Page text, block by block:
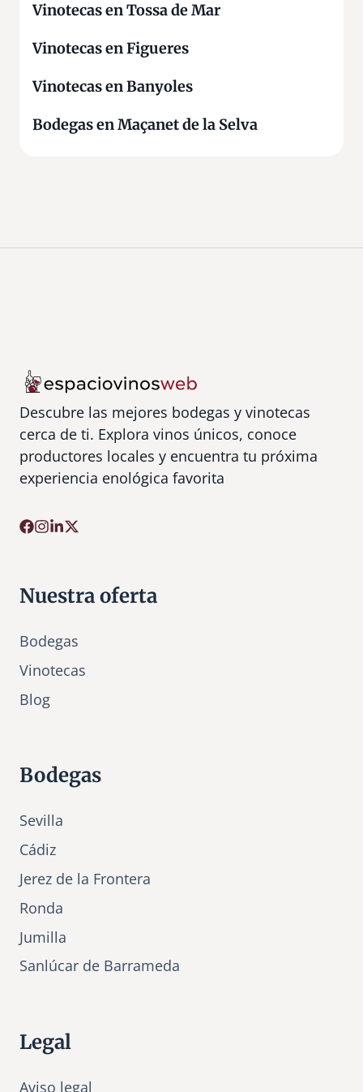
Vinotecas en Tossa de Mar
Vinotecas en Figueres
Vinotecas en Banyoles
Bodegas en Maçanet de la Selva
Descubre las mejores bodegas y vinotecas
cerca de ti. Explora vinos únicos, conoce
productores locales y encuentra tu próxima
experiencia enológica favorita
Nuestra oferta
Bodegas
Vinotecas
Blog
Bodegas
Sevilla
Cádiz
Jerez de la Frontera
Ronda
Jumilla
Sanlúcar de Barrameda
Legal
Aviso legal